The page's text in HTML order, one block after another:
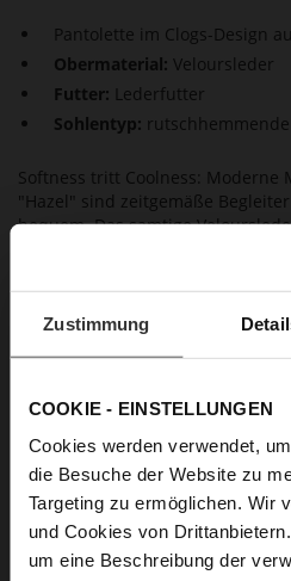
Zustimmung
COOKIE - EINSTELLUNGEN
Cookies werden verwendet,
die Besuche der Website zu
Targeting zu ermöglichen. Wir
und Cookies von
um eine Beschreibung der
Pantolette im Clogs-Design
Obermaterial: Veloursleder
Futter: Lederfutter
Sohlentyp:
Softness tritt Coolness: Moderne
"Hazel" sind zeitgemäße
bequem. Das samtige
auf das charakteristische Clogs-
Hineinschlüpfen und losgehen:
Slipper zur weiten Jeans oder
Details
Mehr
Informationen
rutschhemmende
Lederfutter
F 1/2